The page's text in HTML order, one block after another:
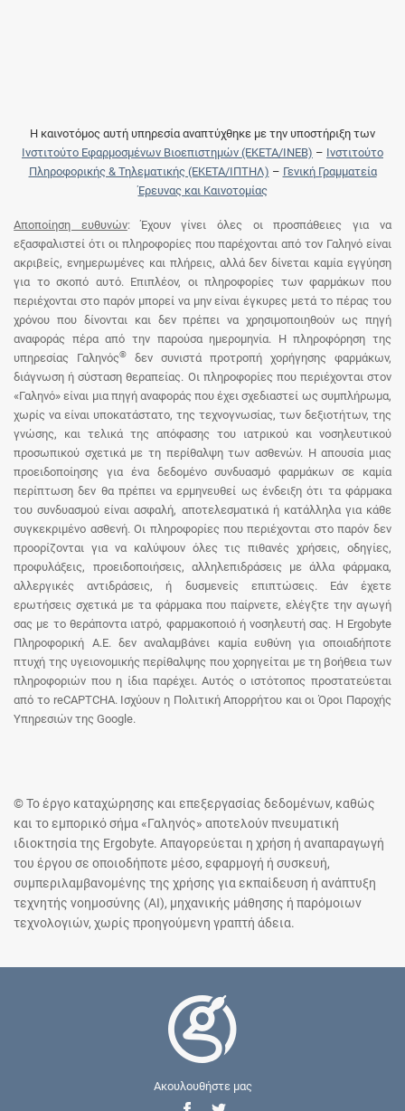
Η καινοτόμος αυτή υπηρεσία αναπτύχθηκε με την υποστήριξη των
Ινστιτούτο Εφαρμοσμένων Βιοεπιστημών (ΕΚΕΤΑ/ΙΝΕΒ) – Ινστιτούτο
Πληροφορικής & Τηλεματικής (ΕΚΕΤΑ/ΙΠΤΗΛ) – Γενική Γραμματεία
Έρευνας και Καινοτομίας
Αποποίηση ευθυνών: Έχουν γίνει όλες οι προσπάθειες για να
εξασφαλιστεί ότι οι πληροφορίες που παρέχονται από τον Γαληνό είναι
ακριβείς, ενημερωμένες και πλήρεις, αλλά δεν δίνεται καμία εγγύηση
για το σκοπό αυτό. Επιπλέον, οι πληροφορίες των φαρμάκων που
περιέχονται στο παρόν μπορεί να μην είναι έγκυρες μετά το πέρας του
χρόνου που δίνονται και δεν πρέπει να χρησιμοποιηθούν ως πηγή
αναφοράς πέρα από την παρούσα ημερομηνία. Η πληροφόρηση της
υπηρεσίας Γαληνός®
δεν συνιστά προτροπή χορήγησης φαρμάκων,
διάγνωση ή σύσταση θεραπείας. Οι πληροφορίες που περιέχονται στον
«Γαληνό» είναι μια πηγή αναφοράς που έχει σχεδιαστεί ως συμπλήρωμα,
χωρίς να είναι υποκατάστατο, της τεχνογνωσίας, των δεξιοτήτων, της
γνώσης, και τελικά της απόφασης του ιατρικού και νοσηλευτικού
προσωπικού σχετικά με τη περίθαλψη των ασθενών. Η απουσία μιας
προειδοποίησης για ένα δεδομένο συνδυασμό φαρμάκων σε καμία
περίπτωση δεν θα πρέπει να ερμηνευθεί ως ένδειξη ότι τα φάρμακα
του συνδυασμού είναι ασφαλή, αποτελεσματικά ή κατάλληλα για κάθε
συγκεκριμένο ασθενή. Οι πληροφορίες που περιέχονται στο παρόν δεν
προορίζονται για να καλύψουν όλες τις πιθανές χρήσεις, οδηγίες,
προφυλάξεις, προειδοποιήσεις, αλληλεπιδράσεις με άλλα φάρμακα,
αλλεργικές αντιδράσεις, ή δυσμενείς επιπτώσεις. Εάν έχετε
ερωτήσεις σχετικά με τα φάρμακα που παίρνετε, ελέγξτε την αγωγή
σας με το θεράποντα ιατρό, φαρμακοποιό ή νοσηλευτή σας. Η Ergobyte
Πληροφορική Α.Ε. δεν αναλαμβάνει καμία ευθύνη για οποιαδήποτε
πτυχή της υγειονομικής περίθαλψης που χορηγείται με τη βοήθεια των
πληροφοριών που η ίδια παρέχει. Αυτός ο ιστότοπος προστατεύεται
από το reCAPTCHA. Ισχύουν η Πολιτική Απορρήτου και οι Όροι Παροχής
Υπηρεσιών της Google.
© Το έργο καταχώρησης και επεξεργασίας δεδομένων, καθώς
και το εμπορικό σήμα «Γαληνός» αποτελούν πνευματική
ιδιοκτησία της Ergobyte. Απαγορεύεται η χρήση ή αναπαραγωγή
του έργου σε οποιοδήποτε μέσο, εφαρμογή ή συσκευή,
συμπεριλαμβανομένης της χρήσης για εκπαίδευση ή ανάπτυξη
τεχνητής νοημοσύνης (AI), μηχανικής μάθησης ή παρόμοιων
τεχνολογιών, χωρίς προηγούμενη γραπτή άδεια.
Ακουλουθήστε μας